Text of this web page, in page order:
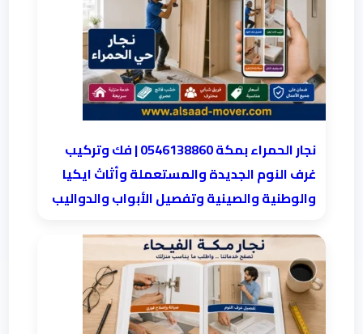
نجار الحمراء بمكة 0546138860⁩ | فك وتركيب
غرف النوم الجديدة والمستعملة وأثاث ايكيا
والوطنية والصينية وتفصيل الأبواب والدواليب